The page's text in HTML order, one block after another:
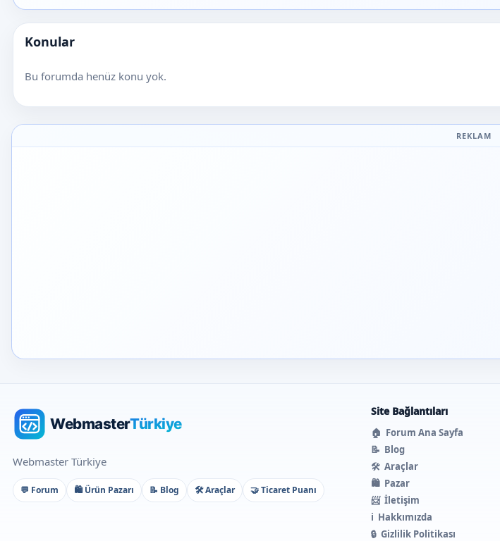
Konular
Bu forumda henüz konu yok.
REKLAM
Webmaster Türkiye
💬 Forum 🛍️ Ürün Pazarı 📝 Blog 🛠️ Araçlar 🤝 Ticaret Puanı
Site Bağlantıları
🏠 Forum Ana Sayfa
📝 Blog
🛠️ Araçlar
🛍️ Pazar
📨 İletişim
ℹ️ Hakkımızda
🔒 Gizlilik Politikası